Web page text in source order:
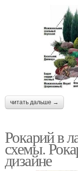
читать дальше →
Рокарий в
схемы.
дизайне